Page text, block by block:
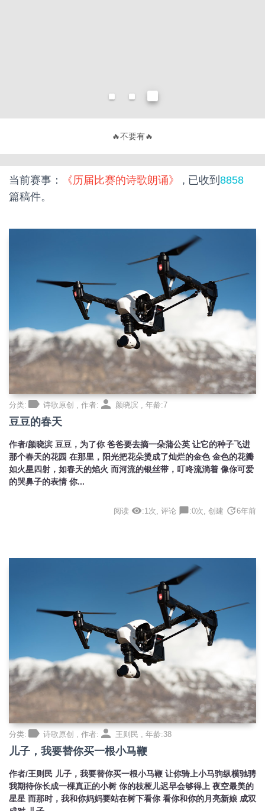
不要有趣，要有用！
当前赛事： 《历届比赛的诗歌朗诵》 , 已收到 8858
篇稿件。
分类: label 诗歌原创 , 作者: person 颜晓滨 , 年龄:7
豆豆的春天
作者/颜晓滨 豆豆，为了你 爸爸要去摘一朵蒲公英 让它的种子飞进
那个春天的花园 在那里，阳光把花朵烫成了灿烂的金色 金色的花瓣
如火星四射，如春天的焰火 而河流的银丝带，叮咚流淌着 像你可爱
的哭鼻子的表情 你...
阅读 visibility:1次, 评论 chat_bubble:0次, 创建 update6年前
分类: label 诗歌原创 , 作者: person 王则民 , 年龄:38
儿子，我要替你买一根小马鞭
作者/王则民 儿子，我要替你买一根小马鞭 让你骑上小马驹纵横驰骋
我期待你长成一棵真正的小树 你的枝桠儿迟早会够得上 夜空最美的
星星 而那时，我和你妈妈要站在树下看你 看你和你的月亮新娘 成双